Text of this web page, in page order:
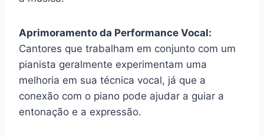
Aprimoramento da Performance Vocal:
Cantores que trabalham em conjunto com um
pianista geralmente experimentam uma
melhoria em sua técnica vocal, já que a
conexão com o piano pode ajudar a guiar a
entonação e a expressão.